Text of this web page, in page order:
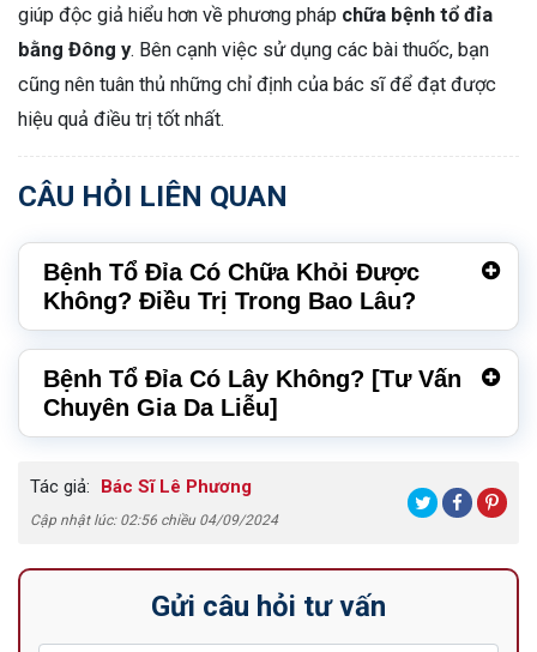
giúp độc giả hiểu hơn về phương pháp chữa bệnh tổ đỉa
bằng Đông y. Bên cạnh việc sử dụng các bài thuốc, bạn
cũng nên tuân thủ những chỉ định của bác sĩ để đạt được
hiệu quả điều trị tốt nhất.
CÂU HỎI LIÊN QUAN
Bệnh Tổ Đỉa Có Chữa Khỏi Được
Không? Điều Trị Trong Bao Lâu?
Bệnh Tổ Đỉa Có Lây Không? [Tư Vấn
Chuyên Gia Da Liễu]
Tác giả: Bác Sĩ Lê Phương
Cập nhật lúc: 02:56 chiều 04/09/2024
Gửi câu hỏi tư vấn